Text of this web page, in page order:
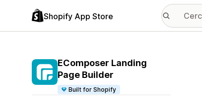
Shopify App Store
EComposer Landing
Page Builder
Built for Shopify